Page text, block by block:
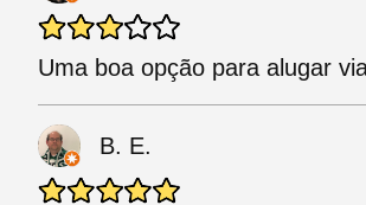
Uma boa opção para alugar
B. E.